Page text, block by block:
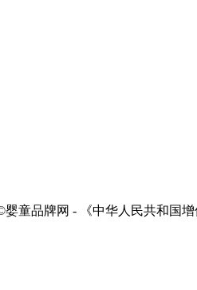
婴童品牌网 - 《中华人民共和国